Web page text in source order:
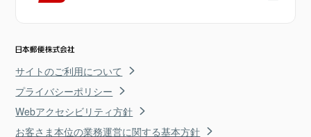
サイトのご利用について
プライバシーポリシー
Webアクセシビリティ方針
お客さま本位の業務運営に関する基本方針